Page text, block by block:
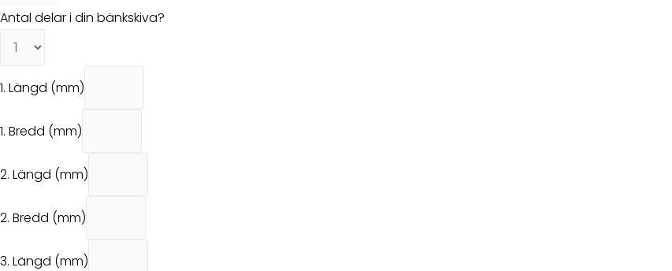
Antal delar i din bänkskiva?
1. Längd (mm)
1. Bredd (mm)
2. Längd (mm)
2. Bredd (mm)
3. Längd (mm)